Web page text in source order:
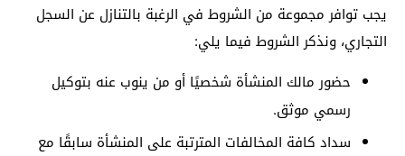
يجب توافر مجموعة من الشروط في الرغبة بالتنازل عن السجل
التجاري، ونذكر الشروط فيما يلي:
حضور مالك المنشأة شخصيًا أو من ينوب عنه بتوكيل
رسمي موثق.
سداد كافة المخالفات المترتبة على المنشأة سابقًا مع